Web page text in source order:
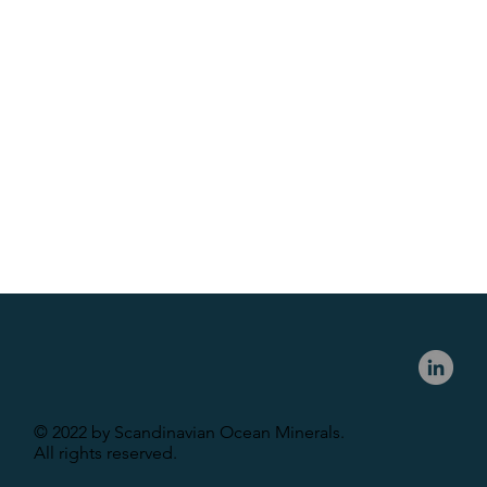
© 2022 by Scandinavian Ocean Minerals.
All rights reserved.